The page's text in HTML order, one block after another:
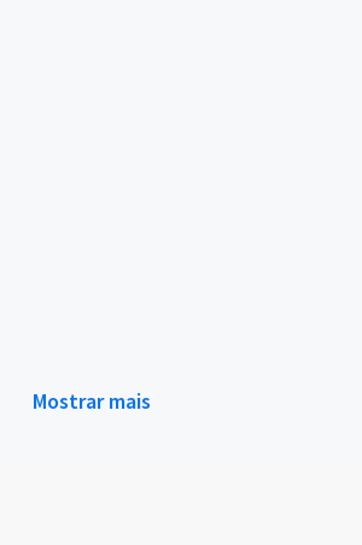
Mostrar mais